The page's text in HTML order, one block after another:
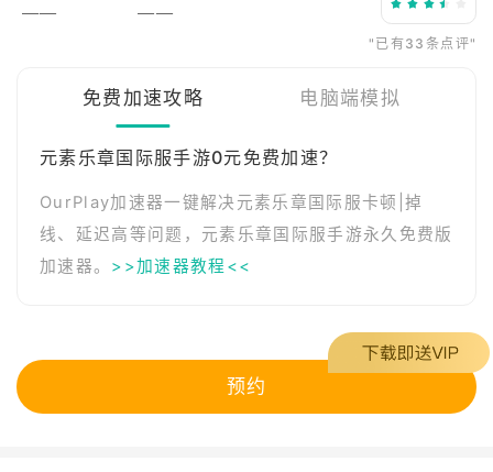
—— ——
"已有33条点评"
免费加速攻略 电脑端模拟
元素乐章国际服手游0元免费加速？
OurPlay加速器一键解决元素乐章国际服卡顿|掉
线、延迟高等问题，元素乐章国际服手游永久免费版
加速器。 >>加速器教程<<
预约